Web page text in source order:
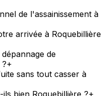
de l'assainissement à
arrivée à Roquebillière
de
+
sans tout casser à